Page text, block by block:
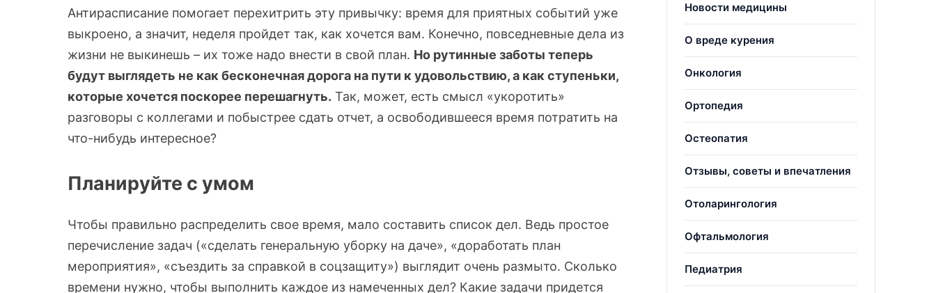
Антирасписание помогает перехитрить эту привычку: время для приятных событий уже
выкроено, а значит, неделя пройдет так, как хочется вам. Конечно, повседневные дела из
жизни не выкинешь – их тоже надо внести в свой план. Но рутинные заботы теперь
будут выглядеть не как бесконечная дорога на пути к удовольствию, а как ступеньки,
которые хочется поскорее перешагнуть. Так, может, есть смысл «укоротить»
разговоры с коллегами и побыстрее сдать отчет, а освободившееся время потратить на
что-нибудь интересное?
Планируйте с умом
Чтобы правильно распределить свое время, мало составить список дел. Ведь простое
перечисление задач («сделать генеральную уборку на даче», «доработать план
мероприятия», «съездить за справкой в соцзащиту») выглядит очень размыто. Сколько
времени нужно, чтобы выполнить каждое из намеченных дел? Какие задачи придется
Новости медицины
О вреде курения
Онкология
Ортопедия
Остеопатия
Отзывы, советы и впечатления
Отоларингология
Офтальмология
Педиатрия